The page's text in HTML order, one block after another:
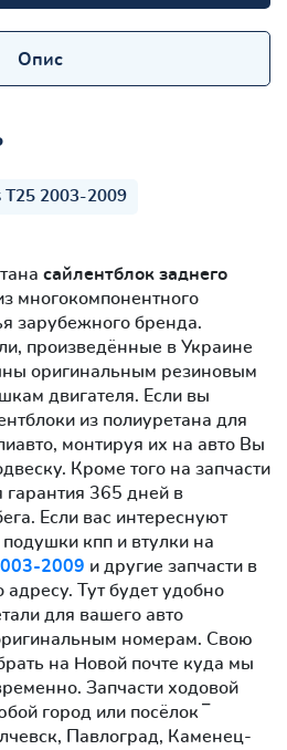
Опис
T25 2003-2009
сайлентблок заднего
многокомпонентного
зарубежного бренда.
произведённые в Украине
оригинальным резиновым
двигателя. Если вы
из полиуретана для
монтируя их на авто Вы
Кроме того на запчасти
гарантия 365 дней в
Если вас интереснуют
кпп и втулки на
2009 и другие запчасти в
Тут будет удобно
для вашего авто
номерам. Свою
на Новой почте куда мы
Запчасти ходовой
город или посёлок ‾
Павлоград, Каменец-